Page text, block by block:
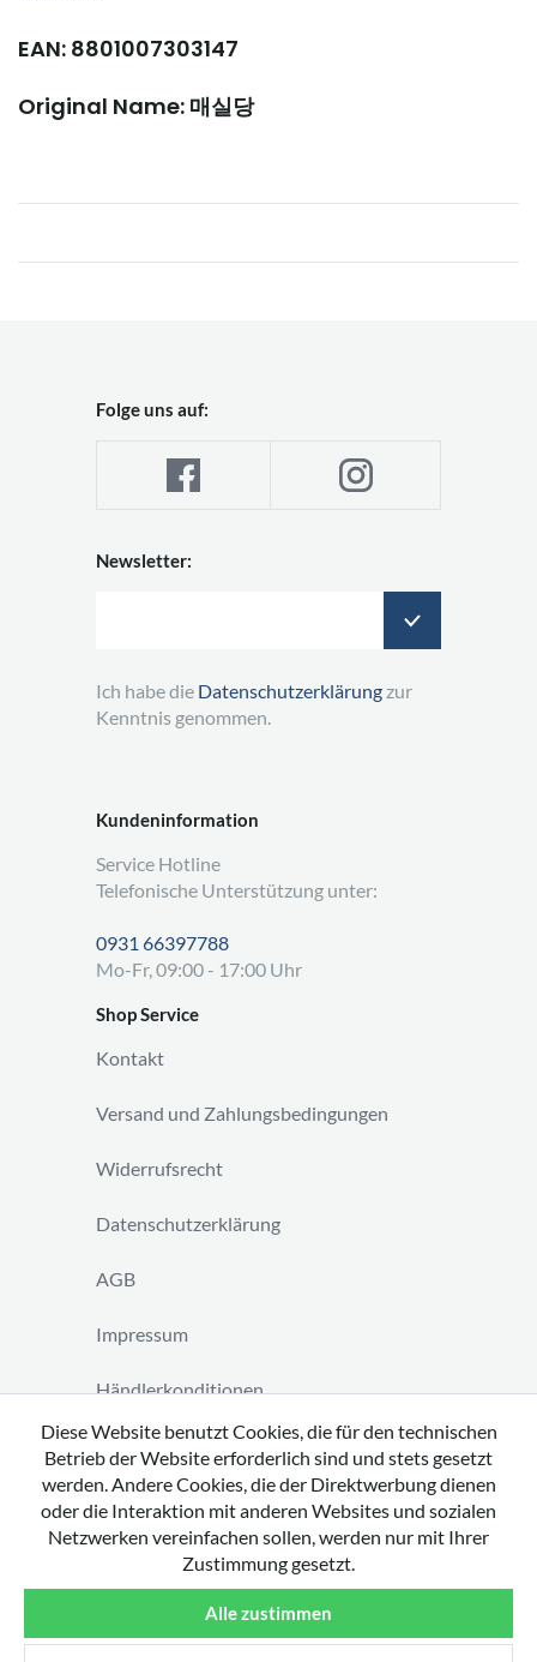
EAN: 8801007303147
Original Name: 매실당
Kundeninformation
Service Hotline
Telefonische Unterstützung unter:
0931 66397788
Mo-Fr, 09:00 - 17:00 Uhr
Shop Service
Kontakt
Versand und Zahlungsbedingungen
Widerrufsrecht
Datenschutzerklärung
AGB
Impressum
Händlerkonditionen
Vertrag widerrufen
Folge uns auf:
Newsletter:
Ich habe die Datenschutzerklärung zur
Kenntnis genommen.
Diese Website benutzt Cookies, die für den technischen
Betrieb der Website erforderlich sind und stets gesetzt
werden. Andere Cookies, die der Direktwerbung dienen
oder die Interaktion mit anderen Websites und sozialen
Netzwerken vereinfachen sollen, werden nur mit Ihrer
Zustimmung gesetzt.